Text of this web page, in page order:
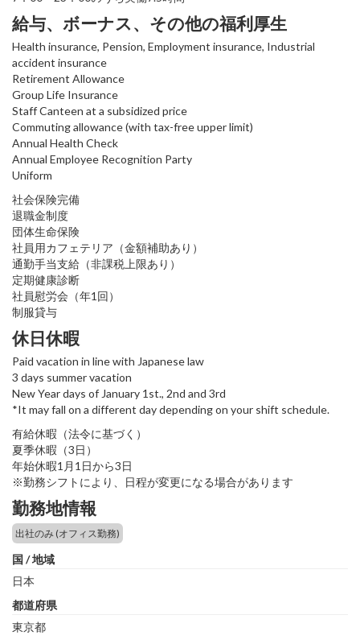
給与、ボーナス、その他の福利厚生
Health insurance, Pension, Employment insurance, Industrial
accident insurance
Retirement Allowance
Group Life Insurance
Staff Canteen at a subsidized price
Commuting allowance (with tax-free upper limit)
Annual Health Check
Annual Employee Recognition Party
Uniform
社会保険完備
退職金制度
団体生命保険
社員用カフェテリア（金額補助あり）
通勤手当支給（非課税上限あり）
定期健康診断
社員慰労会（年1回）
制服貸与
休日休暇
Paid vacation in line with Japanese law
3 days summer vacation
New Year days of January 1st., 2nd and 3rd
*It may fall on a different day depending on your shift schedule.
有給休暇（法令に基づく）
夏季休暇（3日）
年始休暇1月1日から3日
※勤務シフトにより、日程が変更になる場合があります
勤務地情報
出社のみ (オフィス勤務)
国 / 地域
日本
都道府県
東京都